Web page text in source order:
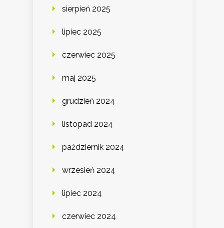
sierpień 2025
lipiec 2025
czerwiec 2025
maj 2025
grudzień 2024
listopad 2024
październik 2024
wrzesień 2024
lipiec 2024
czerwiec 2024